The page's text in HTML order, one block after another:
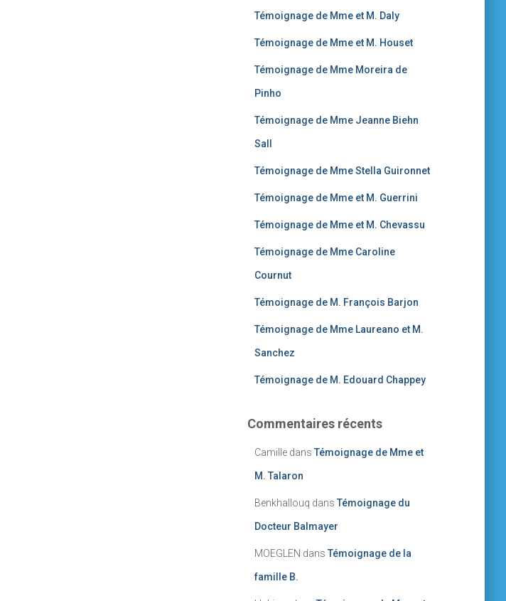
Témoignage de Mme et M. Daly
Témoignage de Mme et M. Houset
Témoignage de Mme Moreira de
Pinho
Témoignage de Mme Jeanne Biehn
Sall
Témoignage de Mme Stella Guironnet
Témoignage de Mme et M. Guerrini
Témoignage de Mme et M. Chevassu
Témoignage de Mme Caroline
Cournut
Témoignage de M. François Barjon
Témoignage de Mme Laureano et M.
Sanchez
Témoignage de M. Edouard Chappey
Commentaires récents
Camilledans Témoignage de Mme et
M. Talaron
Benkhallouq dans Témoignage du
Docteur Balmayer
MOEGLEN dans Témoignage de la
famille B.